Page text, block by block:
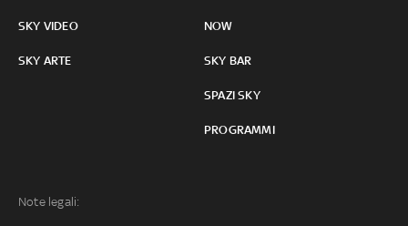
SKY VIDEO
SKY ARTE
NOW
SKY BAR
SPAZI SKY
PROGRAMMI
Note legali: